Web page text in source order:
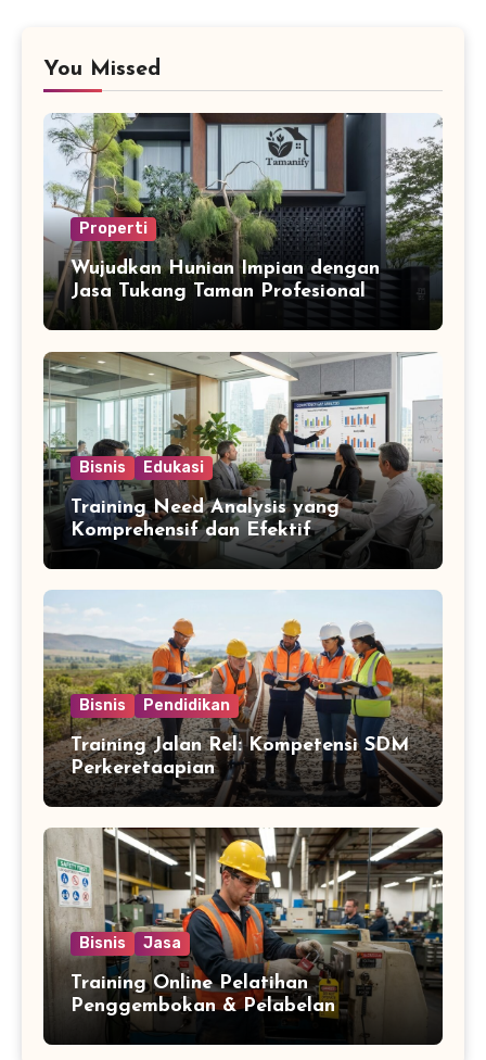
You Missed
Properti
Wujudkan Hunian Impian dengan
Jasa Tukang Taman Profesional
Bisnis Edukasi
Training Need Analysis yang
Komprehensif dan Efektif
Bisnis Pendidikan
Training Jalan Rel: Kompetensi SDM
Perkeretaapian
Bisnis Jasa
Training Online Pelatihan
Penggembokan & Pelabelan